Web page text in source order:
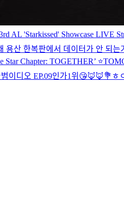
AL 'Starkissed' Showcase LIVE
용산 한복판에서 데이터가 안 되는
Chapter: TOGETHER’ ⭐️
범이디오 EP.09인가1위😘🦊🦊 💐 ㅎ